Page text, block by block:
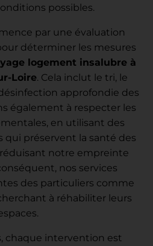
possibles.
par une évaluation
déterminer les mesures
logement insalubre à
Loire. Cela inclut le tri, le
approfondie des
également à respecter les
en utilisant des
qui préservent la santé des
notre empreinte
nos services
des particuliers comme
à réhabiliter leurs
chaque intervention est